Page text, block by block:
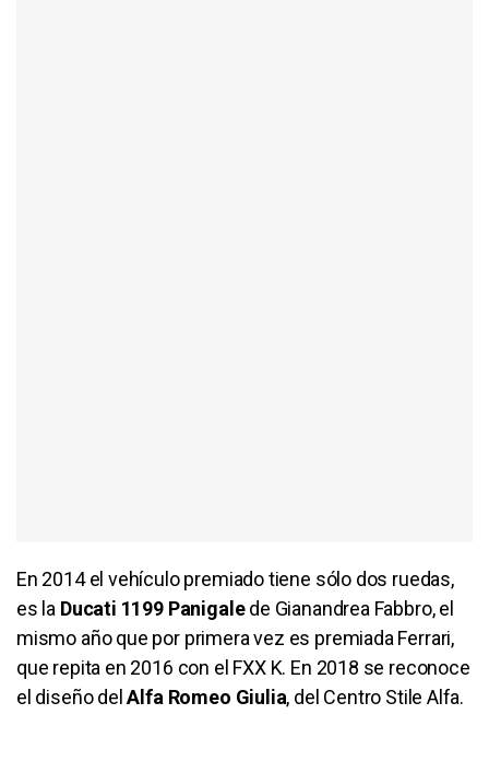
En 2014 el vehículo premiado tiene sólo dos ruedas,
es la Ducati 1199 Panigalede Gianandrea Fabbro, el
mismo año que por primera vez es premiada Ferrari,
que repita en 2016 con el FXX K. En 2018 se reconoce
el diseño delAlfa Romeo Giulia, del Centro Stile Alfa.